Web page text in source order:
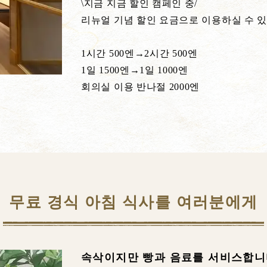
\지금 지금 할인 캠페인 중/
리뉴얼 기념 할인 요금으로 이용하실 수
1시간 500엔→2시간 500엔
1일 1500엔→1일 1000엔
회의실 이용 반나절 2000엔
무료 경식 아침 식사를 여러분에게
속삭이지만 빵과 음료를 서비스합